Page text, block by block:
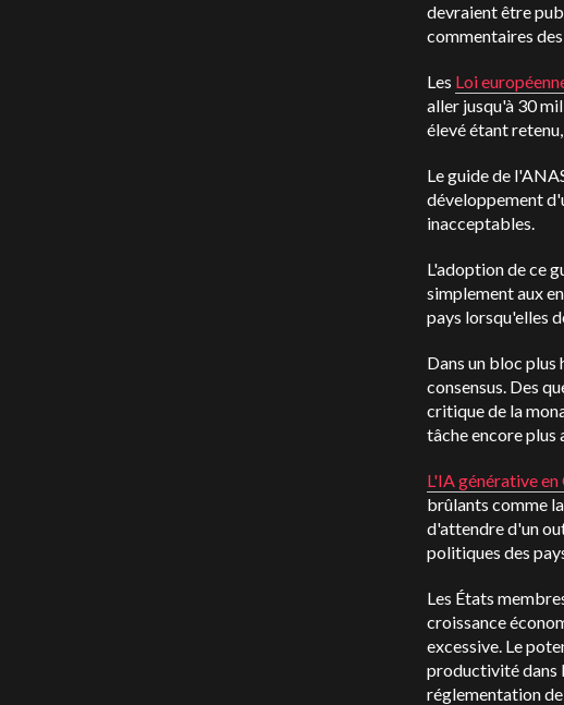
devraient être
commentaires
Les Loi
aller jusqu'à 30
élevé étant
Le guide de
développement
inacceptables.
L'adoption de ce
simplement aux
pays lorsqu'elles
Dans un bloc
consensus. Des
critique de la
tâche encore plus
L'IA générative en
brûlants comme
d'attendre d'un
politiques des
Les États
croissance
excessive. Le
productivité dans
réglementation